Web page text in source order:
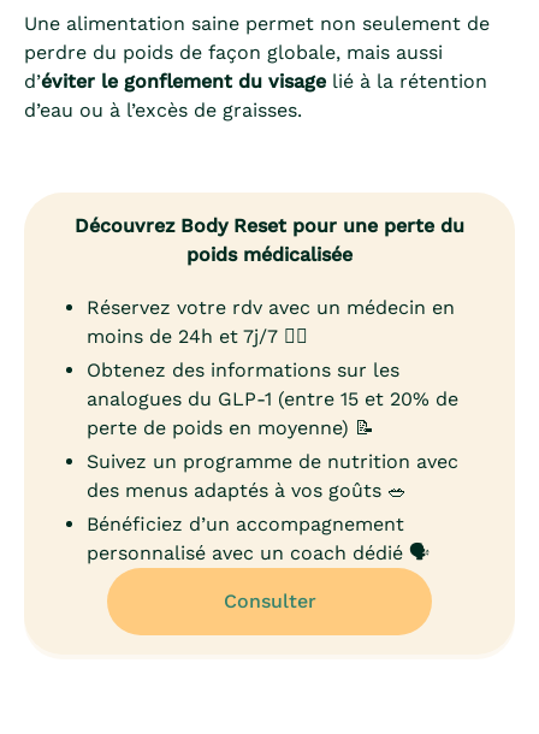
Une alimentation saine permet non seulement de
perdre du poids de façon globale, mais aussi
d’éviter le gonflement du visage lié à la rétention
d’eau ou à l’excès de graisses.
Découvrez Body Reset pour une perte du
poids médicalisée
Réservez votre rdv avec un médecin en
moins de 24h et 7j/7 👨‍⚕️
Obtenez des informations sur les
analogues du GLP-1 (entre 15 et 20% de
perte de poids en moyenne) 📝
Suivez un programme de nutrition avec
des menus adaptés à vos goûts 🥗
Bénéficiez d’un accompagnement
personnalisé avec un coach dédié 🗣️
Consulter